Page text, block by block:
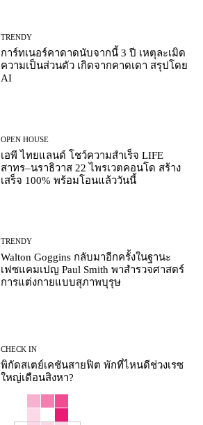
TRENDY
การ์ทเนอร์คาดาดนับจากนี้ 3 ปี เหตุละเมิด
ความเป็นส่วนตัว เกิดจากคาดเดา สรุปโดย
AI
OPEN HOUSE
เอพี ไทยแลนด์ โชว์ความสำเร็จ LIFE
สาทร–นราธิวาส 22 ไพรเวตคอนโด สร้าง
เสร็จ 100% พร้อมโอนแล้ววันนี้
TRENDY
Walton Goggins กลับมาอีกครั้งในฐานะ
เฟซแคมเปญ Paul Smith พาสำรวจศาสตร์
การแต่งกายแบบสุภาพบุรุษ
CHECK IN
พิกัดสเตย์เคชันสายฟิต พักที่ไหนดีช่วงเรซ
ใหญ่เดือนสิงหา?